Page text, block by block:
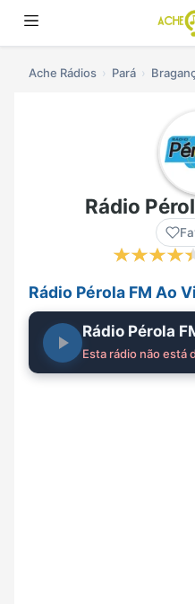
Ache Rádios Pará
Rádio
Rádio Pérola FM Ao
Rádio Pérola
Esta rádio não está